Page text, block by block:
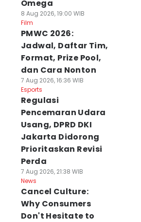
Omega
8 Aug 2026, 19:00 WIB
Film
PMWC 2026:
Jadwal, Daftar Tim,
Format, Prize Pool,
dan Cara Nonton
7 Aug 2026, 16:36 WIB
Esports
Regulasi
Pencemaran Udara
Usang, DPRD DKI
Jakarta Didorong
Prioritaskan Revisi
Perda
7 Aug 2026, 21:38 WIB
News
Cancel Culture:
Why Consumers
Don't Hesitate to